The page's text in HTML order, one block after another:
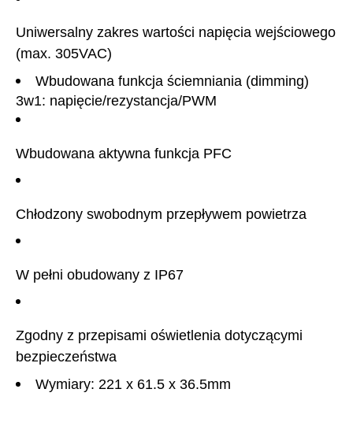
Uniwersalny zakres wartości napięcia wejściowego
(max. 305VAC)
Wbudowana funkcja ściemniania (dimming)
3w1: napięcie/rezystancja/PWM
Wbudowana aktywna funkcja PFC
Chłodzony swobodnym przepływem powietrza
W pełni obudowany z IP67
Zgodny z przepisami oświetlenia dotyczącymi
bezpieczeństwa
Wymiary: 221 x 61.5 x 36.5mm